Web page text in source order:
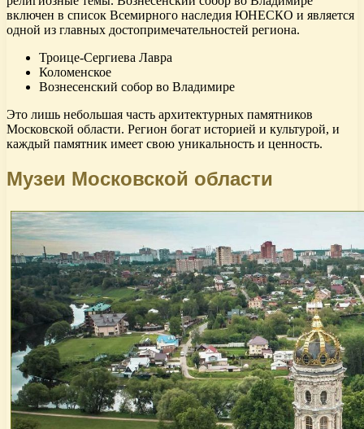
включен в список Всемирного наследия ЮНЕСКО и является
одной из главных достопримечательностей региона.
Троице-Сергиева Лавра
Коломенское
Вознесенский собор во Владимире
Это лишь небольшая часть архитектурных памятников
Московской области. Регион богат историей и культурой, и
каждый памятник имеет свою уникальность и ценность.
Музеи Московской области